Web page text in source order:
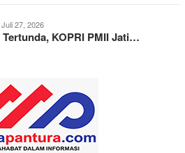
Juli 27, 2026
KOPRI PMII Jati…